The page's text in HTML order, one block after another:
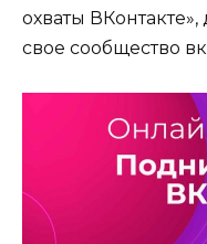
охваты ВКонтакте»,
свое сообщество